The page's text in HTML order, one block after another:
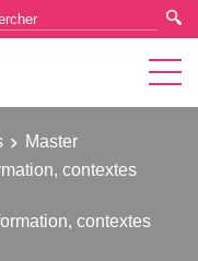
Master
contextes
contextes